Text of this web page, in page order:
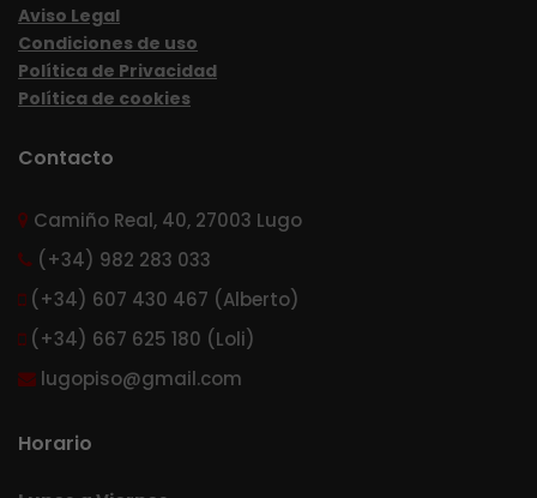
Aviso Legal
Condiciones de uso
Política de Privacidad
Política de cookies
Contacto
Camiño Real, 40, 27003 Lugo
(+34) 982 283 033
(+34) 607 430 467 (Alberto)
(+34) 667 625 180 (Loli)
lugopiso@gmail.com
Horario